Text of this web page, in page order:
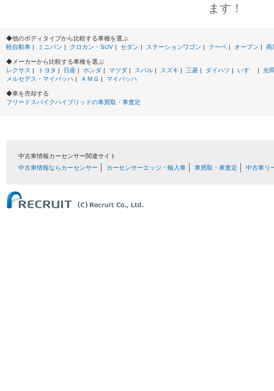
ます！
◆他のボディタイプから比較する車種を選ぶ
軽自動車 | ミニバン | クロカン・SUV | セダン | ステーションワゴン | クーペ | オープン | 商
◆メーカーから比較する車種を選ぶ
レクサス | トヨタ | 日産 | ホンダ | マツダ | スバル | スズキ | 三菱 | ダイハツ | いすゞ |
光
メルセデス・マイバッハ | ＡＭＧ | マイバッハ
◆車を売却する
フリードスパイクハイブリッドの車買取・車査定
中古車情報カーセンサー関連サイト
中古車情報ならカーセンサー
カーセンサーエッジ・輸入車 車買取・車査定 中古車リ